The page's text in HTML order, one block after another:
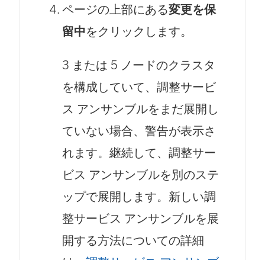
ページの上部にある変更を保
留中をクリックします。
3 または 5 ノードのクラスタ
を構成していて、調整サービ
ス アンサンブルをまだ展開し
ていない場合、警告が表示さ
れます。継続して、調整サー
ビス アンサンブルを別のステ
ップで展開します。新しい調
整サービス アンサンブルを展
開する方法についての詳細